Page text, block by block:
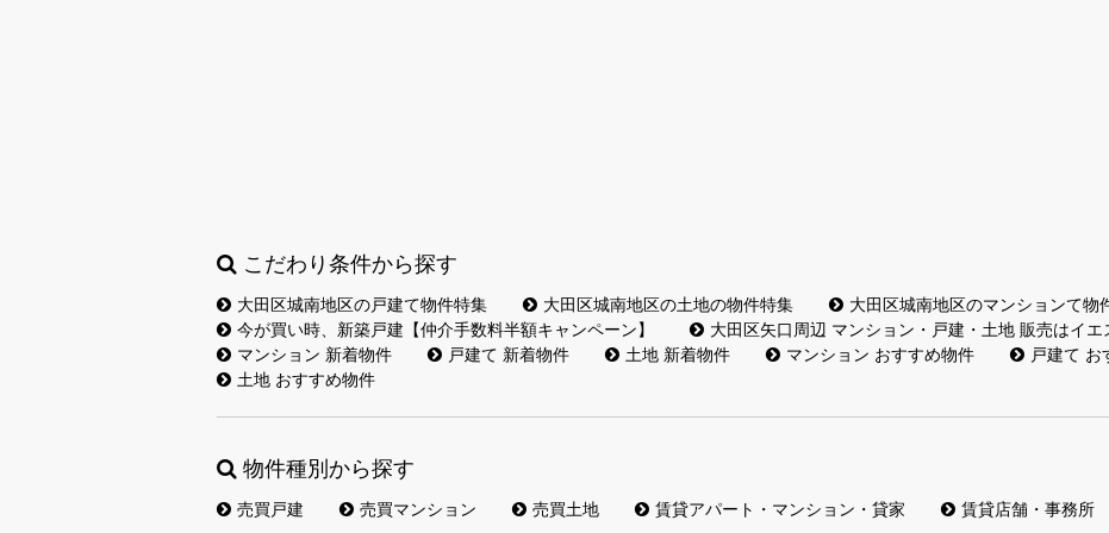
こだわり条件から探す
大田区城南地区の戸建て物件特集 大田区城南地区の土地の物件特集
大田区城南地区のマンションて物
今が買い時、新築戸建【仲介手数料半額キャンペーン】
大田区矢口周辺 マンション・戸建・土地 販売はイ
マンション 新着物件
戸建て 新着物件 土地 新着物件 マンション おすすめ物件
戸建て お
土地 おすすめ物件
物件種別から探す
売買戸建 売買マンション 売買土地 賃貸アパート・マンション・貸家 賃貸店舗・事務所